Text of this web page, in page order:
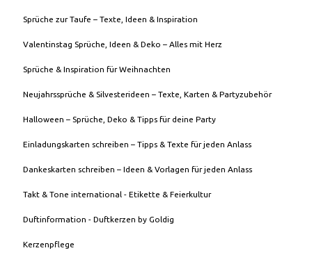
Sprüche zur Taufe – Texte, Ideen & Inspiration
Valentinstag Sprüche, Ideen & Deko – Alles mit Herz
Sprüche & Inspiration für Weihnachten
Neujahrssprüche & Silvesterideen – Texte, Karten & Partyzubehör
Halloween – Sprüche, Deko & Tipps für deine Party
Einladungskarten schreiben – Tipps & Texte für jeden Anlass
Dankeskarten schreiben – Ideen & Vorlagen für jeden Anlass
Takt & Tone international - Etikette & Feierkultur
Duftinformation - Duftkerzen by Goldig
Kerzenpflege